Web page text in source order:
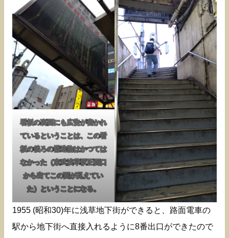
看板の裏面にも広告が書かれ
ているということは、この看
板の後ろの構造物はかつては
なかった（東武浅草駅正面口
から出てこの面が見えてい
た）ということになる。
1955 (昭和30)年に浅草地下街ができると、路面電車の
駅から地下街へ直接入れるように8番出口ができたので